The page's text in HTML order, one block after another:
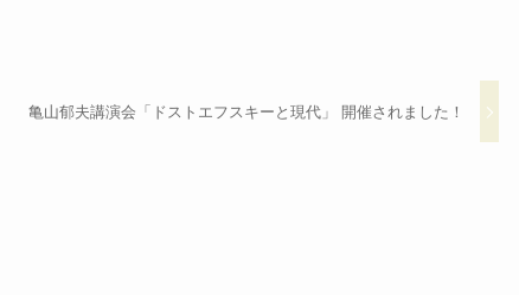
亀山郁夫講演会「ドストエフスキーと現代」 開催されました！